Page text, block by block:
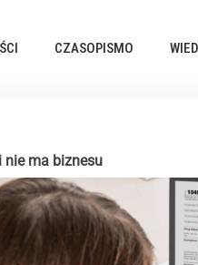
CZASOPISMO
nie ma biznesu